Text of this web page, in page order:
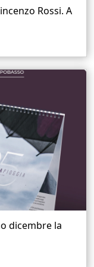
Rossi. A
dicembre la